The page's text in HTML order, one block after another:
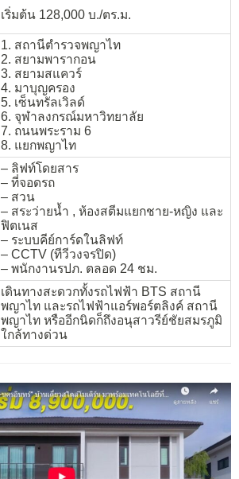
เริ่มต้น 128,000 บ./ตร.ม.
1. สถานีตำรวจพญาไท
2. สยามพารากอน
3. สยามสแควร์
4. มาบุญครอง
5. เซ็นทรัลเวิลด์
6. จุฬาลงกรณ์มหาวิทยาลัย
7. ถนนพระราม 6
8. แยกพญาไท
– ลิฟท์โดยสาร
– ที่จอดรถ
– สวน
– สระว่ายน้ำ , ห้องสตีมแยกชาย-หญิง และ
ฟิตเนส
– ระบบคีย์การ์ดในลิฟท์
– CCTV (ทีวีวงจรปิด)
– พนักงานรปภ. ตลอด 24 ชม.
เดินทางสะดวกทั้งรถไฟฟ้า BTS สถานี
พญาไท และรถไฟฟ้าแอร์พอร์ตลิงค์ สถานี
พญาไท หรืออีกนิดก็ถึงอนุสาวรีย์ชัยสมรภูมิ
ใกล้ทางด่วน